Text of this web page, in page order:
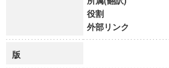
役割
外部リンク
版